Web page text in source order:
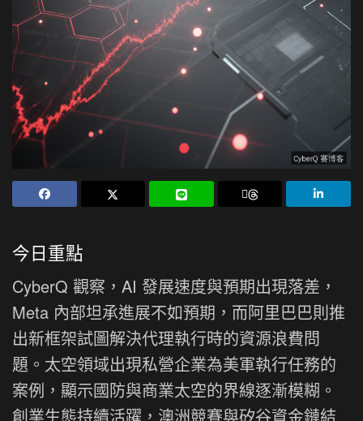
今日重點
CyberQ 觀察，AI 發展速度與預期出現落差，
Meta 內部坦承進展不如預期，而阿里巴巴則推
出新框架試圖解決代理執行時的資源浪費問
題。太空領域出現私營企業為美軍執行任務的
案例，顯示國防與商業太空的界線逐漸模糊。
創業生態持續活躍，澳洲競賽與矽谷資金鏈結